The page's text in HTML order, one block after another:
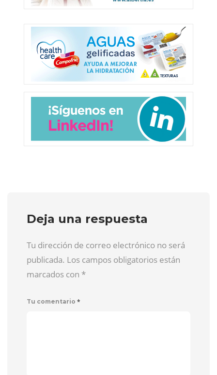
Deja una respuesta
Tu dirección de correo electrónico no será
publicada. Los campos obligatorios están
marcados con *
Tu comentario *